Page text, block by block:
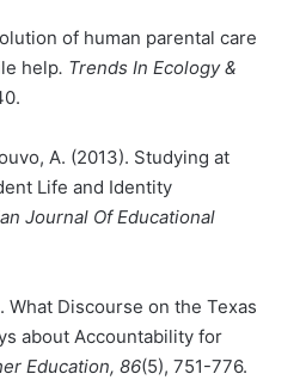
of human parental care
help. Trends In Ecology &
A. (2013). Studying at
Life and Identity
Journal Of Educational
What Discourse on the Texas
about Accountability for
Education, 86(5), 751-776.